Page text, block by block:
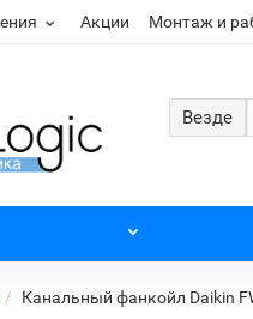
Акции Монтаж и
Везде
Канальный фанкойл Daikin